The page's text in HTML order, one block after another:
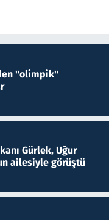
"olimpik"
Gürlek, Uğur
ailesiyle görüştü